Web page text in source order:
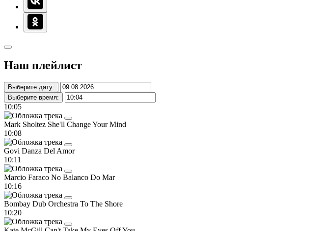
Наш плейлист
Выберите дату:
Выберите время:
10:05
Mark Sholtez She'll Change Your Mind
10:08
Govi Danza Del Amor
10:11
Marcio Faraco No Balanco Do Mar
10:16
Bombay Dub Orchestra To The Shore
10:20